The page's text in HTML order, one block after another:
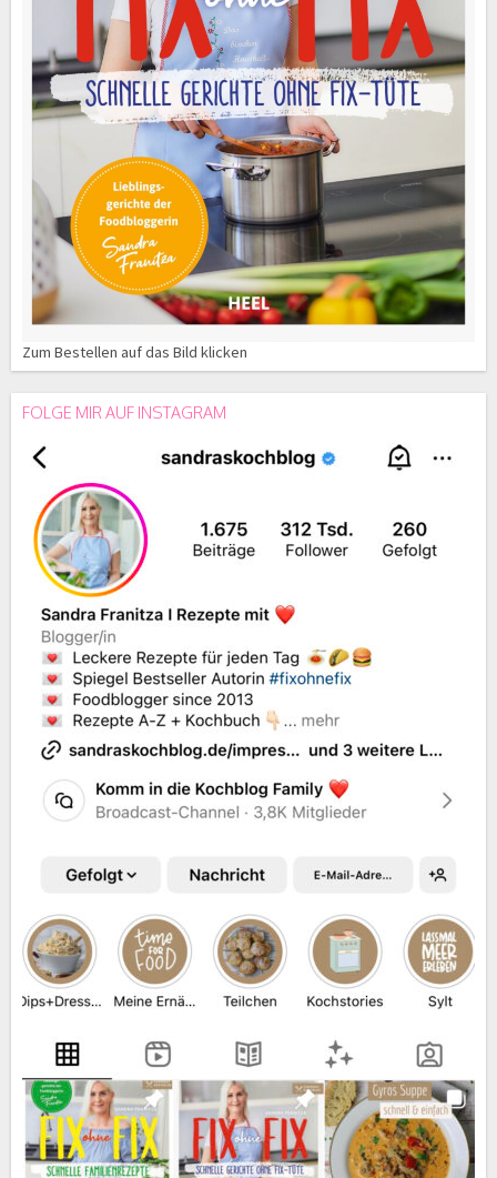
Zum Bestellen auf das Bild klicken
FOLGE MIR AUF INSTAGRAM